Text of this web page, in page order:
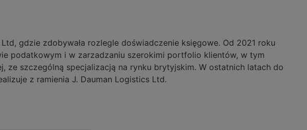
gdzie zdobywała rozlegle doświadczenie księgowe. Od 2021 roku
podatkowym i w zarzadzaniu szerokimi portfolio klientów, w tym
szczególną specjalizacją na rynku brytyjskim. W ostatnich latach do
z ramienia J. Dauman Logistics Ltd.